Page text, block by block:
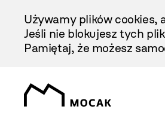
Treści
Używamy plików cookies,
Jeśli nie blokujesz tych
Pamiętaj, że możesz